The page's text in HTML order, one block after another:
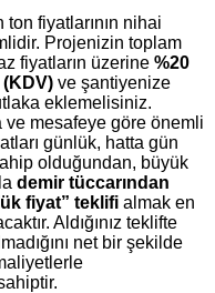
ton fiyatlarının nihai
Projenizin toplam
fiyatların üzerine %20
(KDV) ve şantiyenize
eklemelisiniz.
ve mesafeye göre önemli
günlük, hatta gün
olduğundan, büyük
demir tüccarından
fiyat” teklifi almak en
Aldığınız teklifte
net bir şekilde